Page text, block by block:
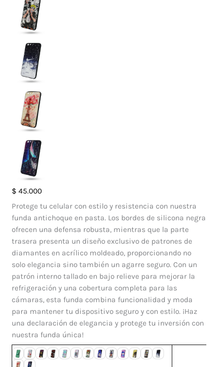
$ 45.000
Protege tu celular con estilo y resistencia con nuestra
funda antichoque en pasta. Los bordes de silicona negra
ofrecen una defensa robusta, mientras que la parte
trasera presenta un diseño exclusivo de patrones de
diamantes en acrílico moldeado, proporcionando no
solo elegancia sino también un agarre seguro. Con un
patrón interno tallado en bajo relieve para mejorar la
refrigeración y una cobertura completa para las
cámaras, esta funda combina funcionalidad y moda
para mantener tu dispositivo seguro y con estilo. ¡Haz
una declaración de elegancia y protege tu inversión con
nuestra funda única!
Case
Diamante
Iphone
6
cantidad